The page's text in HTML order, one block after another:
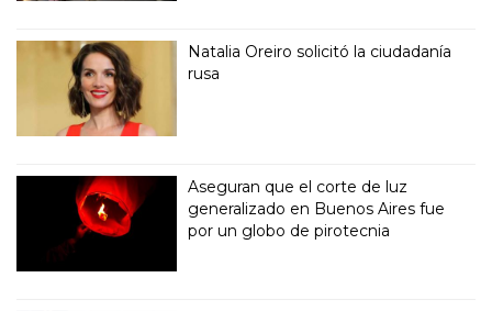
Natalia Oreiro solicitó la ciudadanía
rusa
Aseguran que el corte de luz
generalizado en Buenos Aires fue
por un globo de pirotecnia